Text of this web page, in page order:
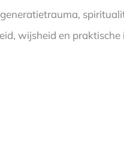
wijsheid en praktische